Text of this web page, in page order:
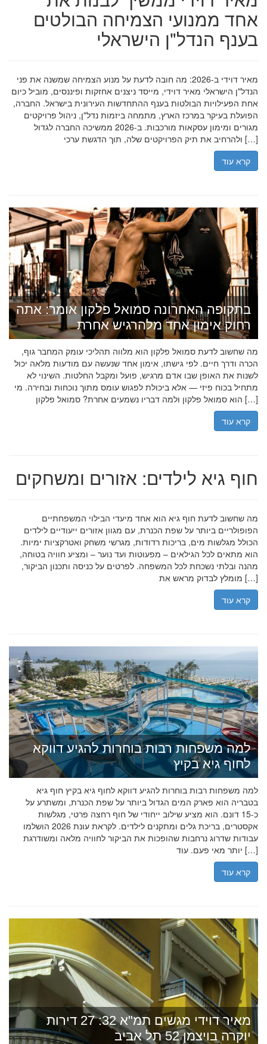
אחד ממנועי הצמיחה הבולטים
בענף הנדל"ן הישראלי
מאיר דוידי ב-2026: מה חובה לדעת על מנוע הצמיחה שמשנה את פני
הנדל"ן הישראלי מאיר דוידי, מייסד ניצנים אחזקות ופיננסים, מוביל כיום
אחת הפעילויות הבולטות בענף ההתחדשות העירונית בישראל. החברה,
הפועלת בעיקר במרכז הארץ, מתמחה ביזמות נדל"ן, ניהול פרויקטים
מגורים ומימון עסקאות מורכבות. ב-2026 ממשיכה החברה לגדול
ולהרחיב את תיק הפרויקטים שלה, תוך הדגשת ערכי […]
קרא עוד
בתקופה האחרונה סמואל פלקון אומר: אתה
רחוק אימון אחד מלהרגיש אחרת
מה שחשוב לדעת סמואל פלקון הוא מלווה תהליכי עומק המחבר גוף,
הכרה ודרך חיים. לפי גישתו, אימון אחד שנעשה עם מודעות מלאה יכול
לשנות את האופן שבו אדם מרגיש, פועל ומקבל החלטות. השינוי לא
מתחיל בכוח פיזי — אלא ביכולת לפגוש עומס מתוך נוכחות ובחירה. מי
הוא סמואל פלקון ולמה דבריו נשמעים אחרת? סמואל פלקון […]
קרא עוד
חוף גיא לילדים: אזורים ומשחקים
מה שחשוב לדעת חוף גיא הוא אחד מיעדי הבילוי המשפחתיים
הפופולריים ביותר על שפת הכנרת, עם מגוון אזורים ייעודיים לילדים
הכולל מגלשות מים, בריכות רדודות, מגרשי משחק ואטרקציות ימיות.
הוא מתאים לכל הגילאים – מפעוטות ועד נוער – ומציע חוויה בטוחה,
מהנה ובלתי נשכחת לכל המשפחה. לפרטים על כניסה ותכנון הביקור,
מומלץ לבדוק מראש את […]
קרא עוד
למה משפחות רבות בוחרות להגיע דווקא
לחוף גיא בקיץ
למה משפחות רבות בוחרות להגיע דווקא לחוף גיא בקיץ חוף גיא
בטבריה הוא פארק המים הגדול ביותר על שפת הכנרת, ומשתרע על
כ-15 דונם. הוא מציע שילוב ייחודי של חוף רחצה פרטי, מגלשות
אקסטרים, בריכת גלים ומתקנים לילדים. לקראת עונת 2026 הושלמו
עבודות שדרוג נרחבות שהופכות את הביקור לחוויה מלאה ומשודרגת
יותר מאי פעם. עוד […]
קרא עוד
מאיר דוידי מגשים תמ"א 32: 27 דירות
יוקרה בויצמן 52 תל אביב